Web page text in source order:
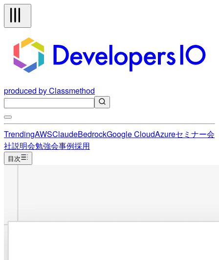
produced by Classmethod
TrendingAWSClaudeBedrockGoogle CloudAzureセミナー会
社説明会勉強会事例採用
目次